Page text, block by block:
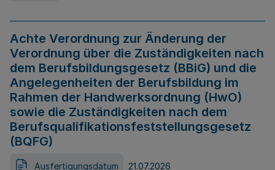
Achte Verordnung zur Änderung der
Verordnung über die Zuständigkeiten nach
dem Berufsbildungsgesetz (BBiG) und die
Angelegenheiten der Berufsbildung im
Rahmen der Handwerksordnung (HwO)
sowie die Zuständigkeiten nach dem
Berufsqualifikationsfeststellungsgesetz
(BQFG)
Ausfertigungsdatum 21.07.2026